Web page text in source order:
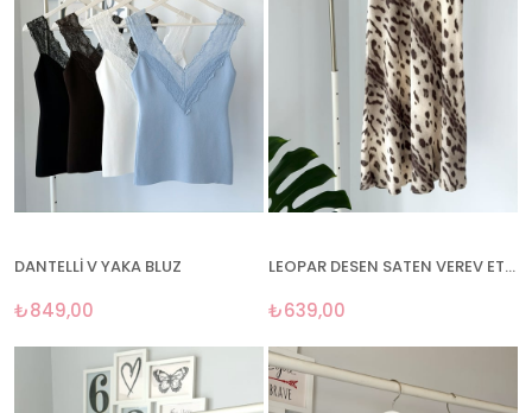
DANTELLİ V YAKA BLUZ
₺849,00
LEOPAR DESEN SATEN VEREV ETEK
₺639,00